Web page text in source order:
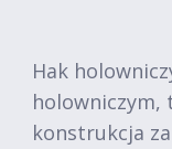
Hak
holowniczym,
konstrukcja